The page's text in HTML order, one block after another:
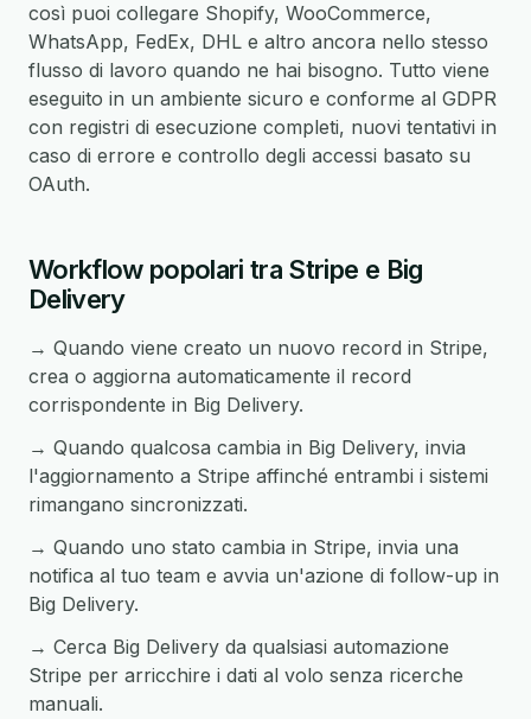
così puoi collegare Shopify, WooCommerce,
WhatsApp, FedEx, DHL e altro ancora nello stesso
flusso di lavoro quando ne hai bisogno. Tutto viene
eseguito in un ambiente sicuro e conforme al GDPR
con registri di esecuzione completi, nuovi tentativi in
caso di errore e controllo degli accessi basato su
OAuth.
Workflow popolari tra Stripe e Big
Delivery
→ Quando viene creato un nuovo record in Stripe,
crea o aggiorna automaticamente il record
corrispondente in Big Delivery.
→ Quando qualcosa cambia in Big Delivery, invia
l'aggiornamento a Stripe affinché entrambi i sistemi
rimangano sincronizzati.
→ Quando uno stato cambia in Stripe, invia una
notifica al tuo team e avvia un'azione di follow-up in
Big Delivery.
→ Cerca Big Delivery da qualsiasi automazione
Stripe per arricchire i dati al volo senza ricerche
manuali.